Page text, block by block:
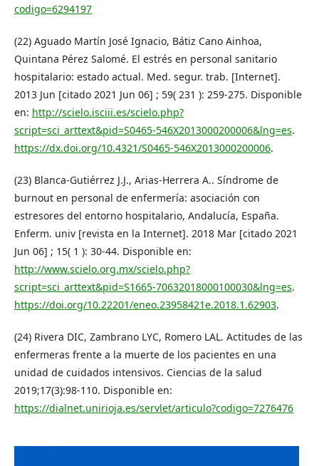
codigo=6294197
(22) Aguado Martín José Ignacio, Bátiz Cano Ainhoa,
Quintana Pérez Salomé. El estrés en personal sanitario
hospitalario: estado actual. Med. segur. trab. [Internet].
2013 Jun [citado 2021 Jun 06] ; 59( 231 ): 259-275. Disponible
en: http://scielo.isciii.es/scielo.php?
script=sci_arttext&pid=S0465-546X2013000200006&lng=es.
https://dx.doi.org/10.4321/S0465-546X2013000200006.
(23) Blanca-Gutiérrez J.J., Arias-Herrera A.. Síndrome de
burnout en personal de enfermería: asociación con
estresores del entorno hospitalario, Andalucía, España.
Enferm. univ [revista en la Internet]. 2018 Mar [citado 2021
Jun 06] ; 15( 1 ): 30-44. Disponible en:
http://www.scielo.org.mx/scielo.php?
script=sci_arttext&pid=S1665-70632018000100030&lng=es.
https://doi.org/10.22201/eneo.23958421e.2018.1.62903.
(24) Rivera DIC, Zambrano LYC, Romero LAL. Actitudes de las
enfermeras frente a la muerte de los pacientes en una
unidad de cuidados intensivos. Ciencias de la salud
2019;17(3):98-110. Disponible en:
https://dialnet.unirioja.es/servlet/articulo?codigo=7276476